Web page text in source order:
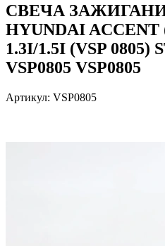
СВЕЧА
HYUNDAI ACCENT
1.3I/1.5I (VSP 0805)
VSP0805 VSP0805
Артикул: VSP0805